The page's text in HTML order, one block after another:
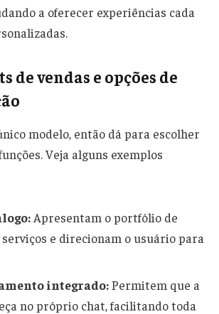
a oferecer experiências cada
de vendas e opções de
modelo, então dá para escolher
Veja alguns exemplos
Apresentam o portfólio de
e direcionam o usuário para
integrado:Permitem que a
no próprio chat, facilitando toda